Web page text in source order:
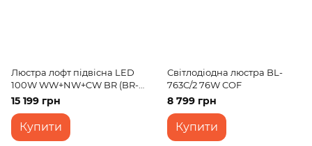
Люстра лофт підвісна LED
100W WW+NW+CW BR (BR-
926S/3)
15 199 грн
Купити
Світлодіодна люстра BL-
763С/2 76W COF
8 799 грн
Купити